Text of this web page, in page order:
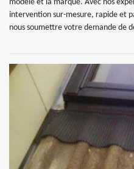
modèle et la marque. Avec nos
intervention sur-mesure, rapide et
nous soumettre votre demande de